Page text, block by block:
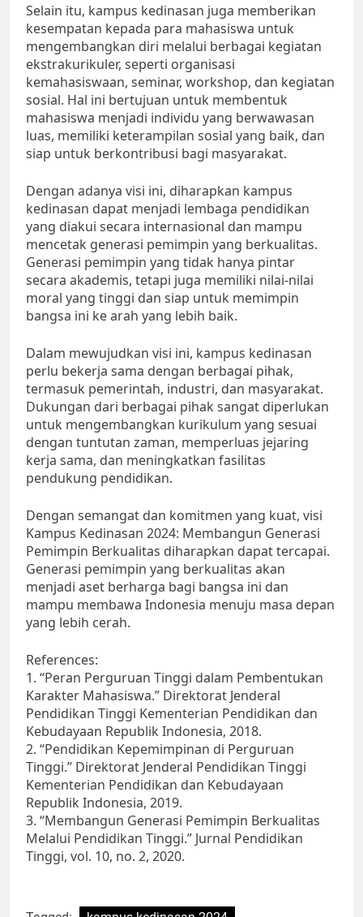
Selain itu, kampus kedinasan juga memberikan
kesempatan kepada para mahasiswa untuk
mengembangkan diri melalui berbagai kegiatan
ekstrakurikuler, seperti organisasi
kemahasiswaan, seminar, workshop, dan kegiatan
sosial. Hal ini bertujuan untuk membentuk
mahasiswa menjadi individu yang berwawasan
luas, memiliki keterampilan sosial yang baik, dan
siap untuk berkontribusi bagi masyarakat.
Dengan adanya visi ini, diharapkan kampus
kedinasan dapat menjadi lembaga pendidikan
yang diakui secara internasional dan mampu
mencetak generasi pemimpin yang berkualitas.
Generasi pemimpin yang tidak hanya pintar
secara akademis, tetapi juga memiliki nilai-nilai
moral yang tinggi dan siap untuk memimpin
bangsa ini ke arah yang lebih baik.
Dalam mewujudkan visi ini, kampus kedinasan
perlu bekerja sama dengan berbagai pihak,
termasuk pemerintah, industri, dan masyarakat.
Dukungan dari berbagai pihak sangat diperlukan
untuk mengembangkan kurikulum yang sesuai
dengan tuntutan zaman, memperluas jejaring
kerja sama, dan meningkatkan fasilitas
pendukung pendidikan.
Dengan semangat dan komitmen yang kuat, visi
Kampus Kedinasan 2024: Membangun Generasi
Pemimpin Berkualitas diharapkan dapat tercapai.
Generasi pemimpin yang berkualitas akan
menjadi aset berharga bagi bangsa ini dan
mampu membawa Indonesia menuju masa depan
yang lebih cerah.
References:
1. “Peran Perguruan Tinggi dalam Pembentukan
Karakter Mahasiswa.” Direktorat Jenderal
Pendidikan Tinggi Kementerian Pendidikan dan
Kebudayaan Republik Indonesia, 2018.
2. “Pendidikan Kepemimpinan di Perguruan
Tinggi.” Direktorat Jenderal Pendidikan Tinggi
Kementerian Pendidikan dan Kebudayaan
Republik Indonesia, 2019.
3. “Membangun Generasi Pemimpin Berkualitas
Melalui Pendidikan Tinggi.” Jurnal Pendidikan
Tinggi, vol. 10, no. 2, 2020.